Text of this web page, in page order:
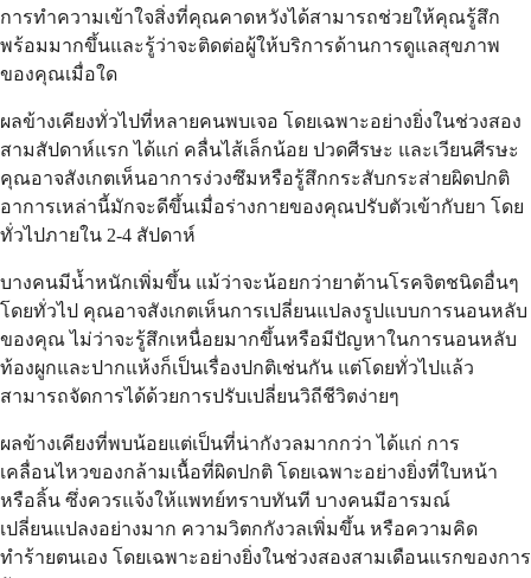
การทำความเข้าใจสิ่งที่คุณคาดหวังได้สามารถช่วยให้คุณรู้สึก
พร้อมมากขึ้นและรู้ว่าจะติดต่อผู้ให้บริการด้านการดูแลสุขภาพ
ของคุณเมื่อใด
ผลข้างเคียงทั่วไปที่หลายคนพบเจอ โดยเฉพาะอย่างยิ่งในช่วงสอง
สามสัปดาห์แรก ได้แก่ คลื่นไส้เล็กน้อย ปวดศีรษะ และเวียนศีรษะ
คุณอาจสังเกตเห็นอาการง่วงซึมหรือรู้สึกกระสับกระส่ายผิดปกติ
อาการเหล่านี้มักจะดีขึ้นเมื่อร่างกายของคุณปรับตัวเข้ากับยา โดย
ทั่วไปภายใน 2-4 สัปดาห์
บางคนมีน้ำหนักเพิ่มขึ้น แม้ว่าจะน้อยกว่ายาต้านโรคจิตชนิดอื่นๆ
โดยทั่วไป คุณอาจสังเกตเห็นการเปลี่ยนแปลงรูปแบบการนอนหลับ
ของคุณ ไม่ว่าจะรู้สึกเหนื่อยมากขึ้นหรือมีปัญหาในการนอนหลับ
ท้องผูกและปากแห้งก็เป็นเรื่องปกติเช่นกัน แต่โดยทั่วไปแล้ว
สามารถจัดการได้ด้วยการปรับเปลี่ยนวิถีชีวิตง่ายๆ
ผลข้างเคียงที่พบน้อยแต่เป็นที่น่ากังวลมากกว่า ได้แก่ การ
เคลื่อนไหวของกล้ามเนื้อที่ผิดปกติ โดยเฉพาะอย่างยิ่งที่ใบหน้า
หรือลิ้น ซึ่งควรแจ้งให้แพทย์ทราบทันที บางคนมีอารมณ์
เปลี่ยนแปลงอย่างมาก ความวิตกกังวลเพิ่มขึ้น หรือความคิด
ทำร้ายตนเอง โดยเฉพาะอย่างยิ่งในช่วงสองสามเดือนแรกของการ